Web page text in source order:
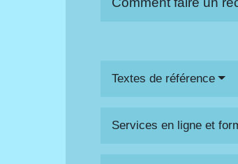
Textes de référence
Services en ligne et